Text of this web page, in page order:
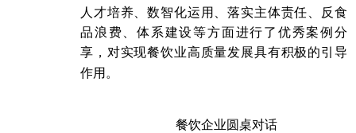
人才培养、数智化运用、落实主体责任、反食
品浪费、体系建设等方面进行了优秀案例分
享，对实现餐饮业高质量发展具有积极的引导
作用。
餐饮企业圆桌对话